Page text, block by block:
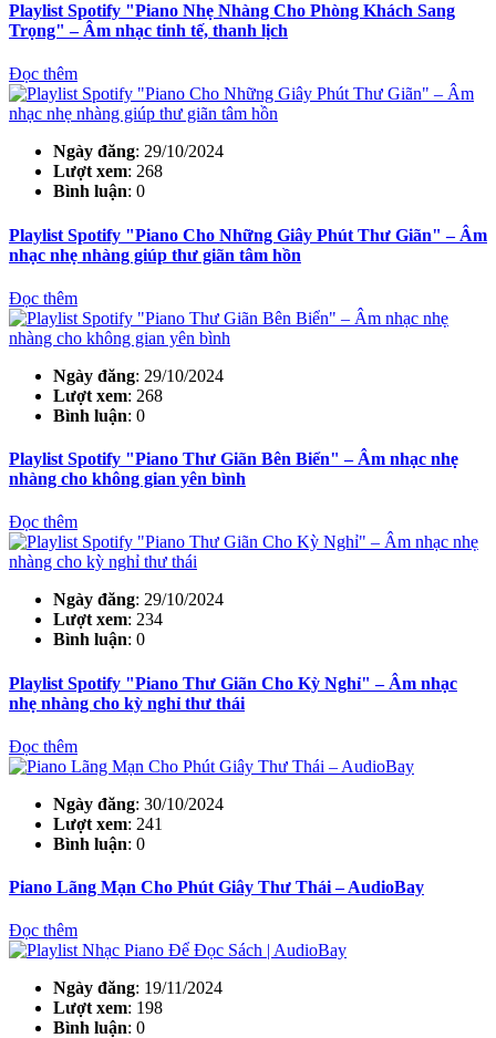
Playlist Spotify "Piano Nhẹ Nhàng Cho Phòng Khách Sang
Trọng" – Âm nhạc tinh tế, thanh lịch
Đọc thêm
Ngày đăng: 29/10/2024
Lượt xem: 268
Bình luận: 0
Playlist Spotify "Piano Cho Những Giây Phút Thư Giãn" – Âm
nhạc nhẹ nhàng giúp thư giãn tâm hồn
Đọc thêm
Ngày đăng: 29/10/2024
Lượt xem: 268
Bình luận: 0
Playlist Spotify "Piano Thư Giãn Bên Biển" – Âm nhạc nhẹ
nhàng cho không gian yên bình
Đọc thêm
Ngày đăng: 29/10/2024
Lượt xem: 234
Bình luận: 0
Playlist Spotify "Piano Thư Giãn Cho Kỳ Nghỉ" – Âm nhạc
nhẹ nhàng cho kỳ nghỉ thư thái
Đọc thêm
Ngày đăng: 30/10/2024
Lượt xem: 241
Bình luận: 0
Piano Lãng Mạn Cho Phút Giây Thư Thái – AudioBay
Đọc thêm
Ngày đăng: 19/11/2024
Lượt xem: 198
Bình luận: 0